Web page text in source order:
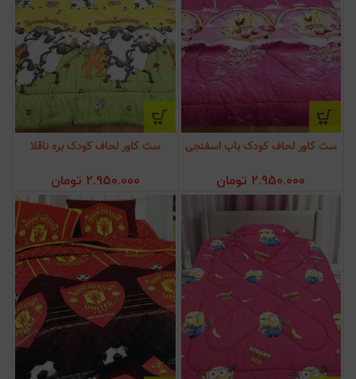
ست کاور لحاف کودک باب اسفنجی
2.950.000 تومان
ست کاور لحاف کودک بره ناقلا
2.950.000 تومان